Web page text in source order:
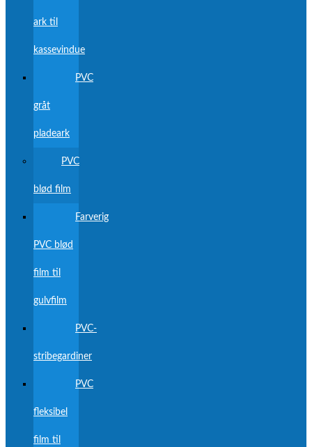
ark til
kassevindue
PVC
gråt
pladeark
PVC
blød film
Farverig
PVC blød
film til
gulvfilm
PVC-
stribegardiner
PVC
fleksibel
film til